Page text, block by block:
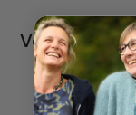
Vous aimerez